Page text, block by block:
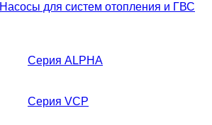
Насосы для систем отопления и ГВС
Серия ALPHA
Серия VCP